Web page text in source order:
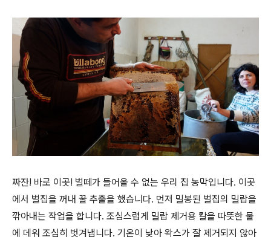
짜잔! 바로 이곳! 벌떼가 들어올 수 없는 우리 집 농막입니다. 이곳
에서 벌집을 꺼내 꿀 추출을 했습니다. 먼저 밀봉된 벌집의 밀랍을
깎아내는 작업을 합니다. 조심스럽게 밀랍 제거용 칼을 따뜻한 물
에 데워 조심히 벗겨냅니다. 기온이 낮아 왁스가 잘 제거되지 않아